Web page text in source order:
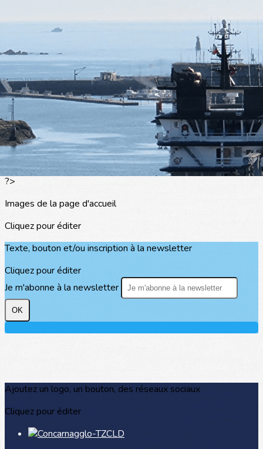
Exporter toutes les colonnes
Exporter uniquement les colonnes affichées
Menu
>
Les portraits
La presse en parle
Agenda
Les événements
?>
Images de la page d'accueil
Cliquez pour éditer
Texte, bouton et/ou inscription à la newsletter
Cliquez pour éditer
Je m'abonne à la newsletter
OK
Ajoutez un logo, un bouton, des réseaux sociaux
Cliquez pour éditer